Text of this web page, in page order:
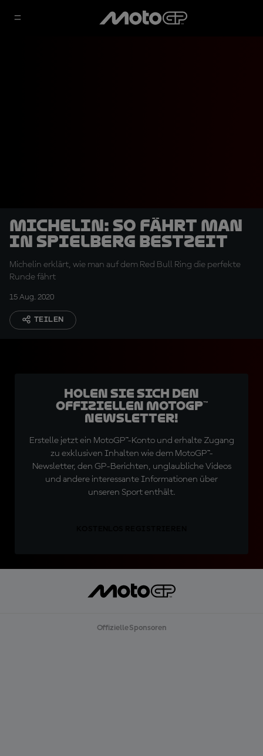
Michelin: So fährt man
in Spielberg Bestzeit
Michelin erklärt, wie man auf dem Red Bull Ring die perfekte
Runde fährt
15 Aug. 2020
TEILEN
Holen Sie sich den
offiziellen MotoGP™
Newsletter!
Erstelle jetzt ein MotoGP™-Konto und erhalte Zugang
zu exklusiven Inhalten wie dem MotoGP™-
Newsletter, den GP-Berichten, unglaubliche Videos
und andere interessante Informationen über
unseren Sport enthält.
Offizielle Sponsoren